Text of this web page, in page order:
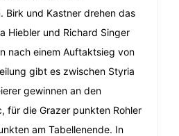
Birk und Kastner drehen das
Hiebler und Richard Singer
nach einem Auftaktsieg von
gibt es zwischen Styria
gewinnen an den
für die Grazer punkten Rohler
am Tabellenende. In